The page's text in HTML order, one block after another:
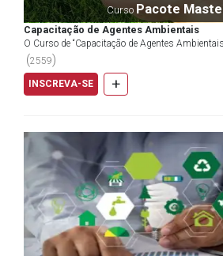
Curso Pacote
Capacitação de Agentes Ambientais
O Curso de “Capacitação de Agentes
voluntários a atuarem no monitoramento da
(2559)
INSCREVA-SE +